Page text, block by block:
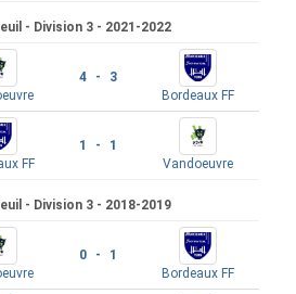
- Division 3 - 2021-2022
4 - 3
Bordeaux FF
FF
1 - 1
Vandoeuvre
- Division 3 - 2018-2019
0 - 1
Bordeaux FF